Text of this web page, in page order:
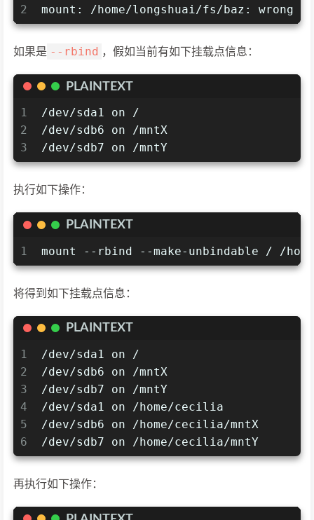
2
mount: /home/longshuai/fs/baz: wrong
如果是 --rbind ，假如当前有如下挂载点信息：
PLAINTEXT
1
2
3
/dev/sda1 on /
/dev/sdb6 on /mntX
/dev/sdb7 on /mntY
执行如下操作：
PLAINTEXT
1
mount --rbind --make-unbindable / /
将得到如下挂载点信息：
PLAINTEXT
1
2
3
4
5
6
/dev/sda1 on /
/dev/sdb6 on /mntX
/dev/sdb7 on /mntY
/dev/sda1 on /home/cecilia
/dev/sdb6 on /home/cecilia/mntX
/dev/sdb7 on /home/cecilia/mntY
再执行如下操作：